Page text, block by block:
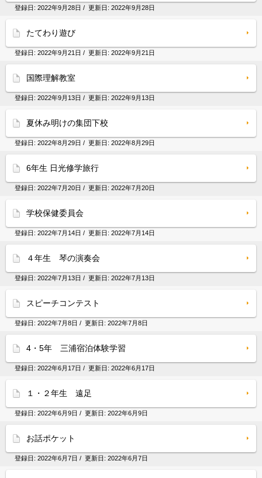
登録日: 2022年9月28日 / 更新日: 2022年9月28日
たてわり遊び
登録日: 2022年9月21日 / 更新日: 2022年9月21日
国際理解教室
登録日: 2022年9月13日 / 更新日: 2022年9月13日
夏休み明けの集団下校
登録日: 2022年8月29日 / 更新日: 2022年8月29日
6年生 日光修学旅行
登録日: 2022年7月20日 / 更新日: 2022年7月20日
学校保健委員会
登録日: 2022年7月14日 / 更新日: 2022年7月14日
４年生 琴の演奏会
登録日: 2022年7月13日 / 更新日: 2022年7月13日
スピーチコンテスト
登録日: 2022年7月8日 / 更新日: 2022年7月8日
4・5年 三浦宿泊体験学習
登録日: 2022年6月17日 / 更新日: 2022年6月17日
１・２年生 遠足
登録日: 2022年6月9日 / 更新日: 2022年6月9日
お話ポケット
登録日: 2022年6月7日 / 更新日: 2022年6月7日